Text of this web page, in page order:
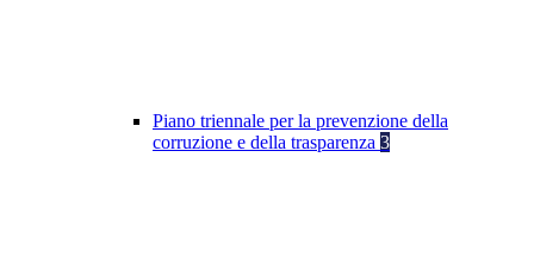
Piano triennale per la prevenzione della
corruzione e della trasparenza 3